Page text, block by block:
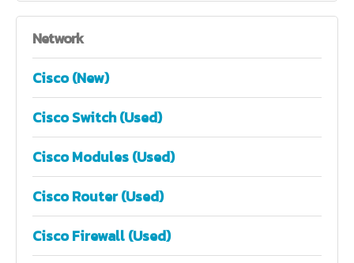
Network
Cisco (New)
Cisco Switch (Used)
Cisco Modules (Used)
Cisco Router (Used)
Cisco Firewall (Used)